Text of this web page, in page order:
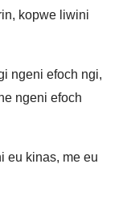
kopwe liwini
ngeni efoch ngi,
ngeni efoch
eu kinas, me eu